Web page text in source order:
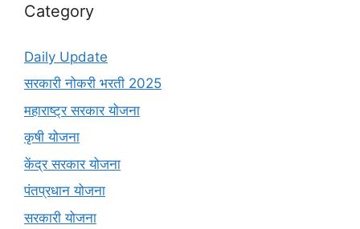
Category
Daily Update
सरकारी नोकरी भरती 2025
महाराष्ट्र सरकार योजना
कृषी योजना
केंद्र सरकार योजना
पंतप्रधान योजना
सरकारी योजना